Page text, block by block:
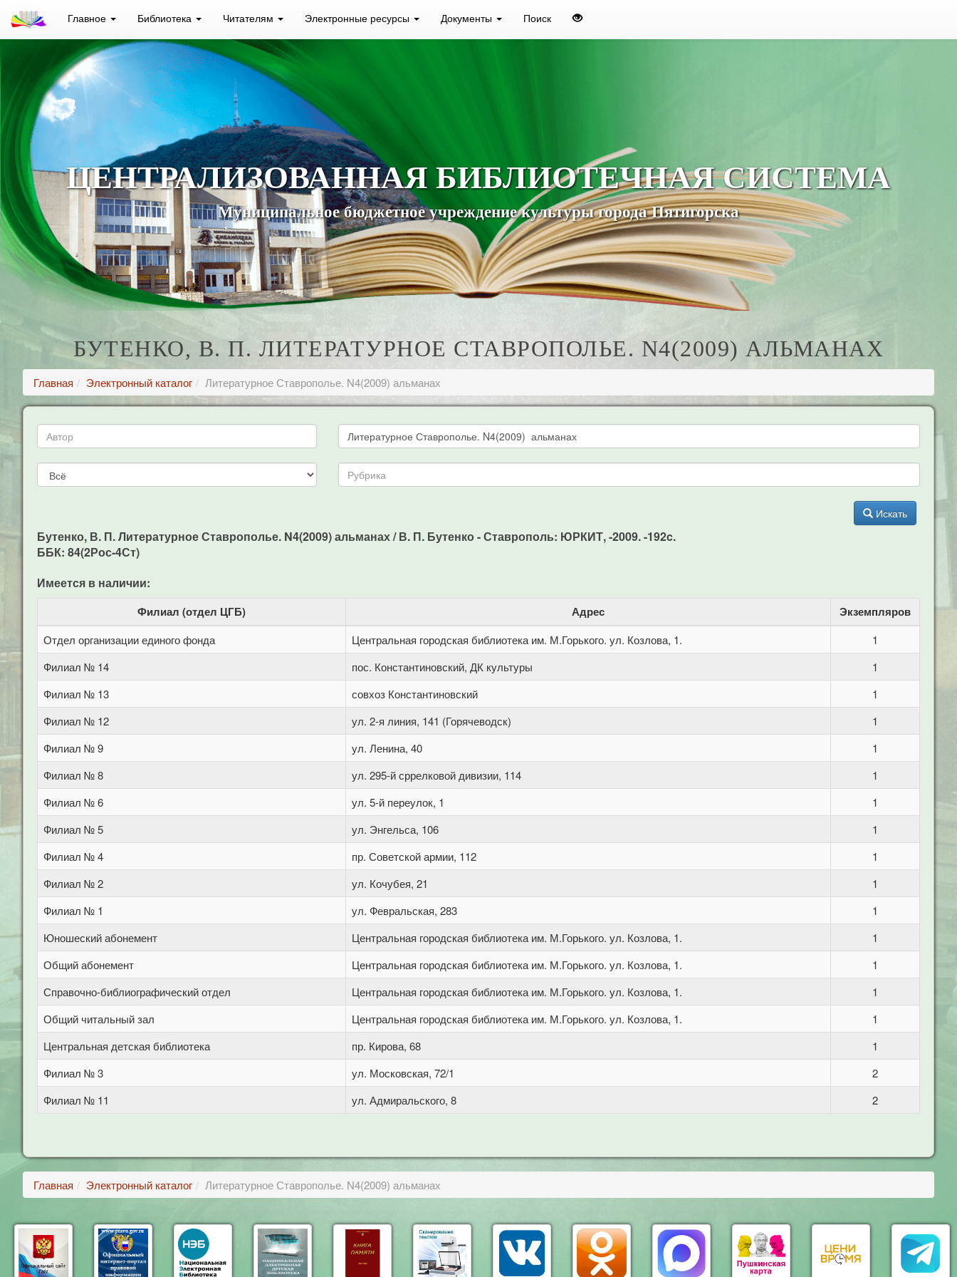
Главное Библиотека Читателям Электронные ресурсы Документы Поиск
ЦЕНТРАЛИЗОВАННАЯ БИБЛИОТЕЧНАЯ СИСТЕМА
Муниципальное бюджетное учреждение культуры города Пятигорска
БУТЕНКО, В. П. ЛИТЕРАТУРНОЕ СТАВРОПОЛЬЕ. N4(2009) АЛЬМАНАХ
Главная Электронный каталог Литературное Ставрополье. N4(2009) альманах
Искать
Бутенко, В. П. Литературное Ставрополье. N4(2009) альманах / В. П. Бутенко - Ставрополь: ЮРКИТ, -2009. -192c.
ББК: 84(2Рос-4Ст)
Имеется в наличии:
Филиал (отдел ЦГБ) Адрес Экземпляров
Отдел организации единого фонда Центральная городская библиотека им. М.Горького. ул. Козлова, 1.
1
Филиал № 14
пос. Константиновский, ДК культуры
1
Филиал № 13
совхоз Константиновский
1
Филиал № 12
ул. 2-я линия, 141 (Горячеводск)
1
Филиал № 9
ул. Ленина, 40
1
Филиал № 8
ул. 295-й сррелковой дивизии, 114
1
Филиал № 6
ул. 5-й переулок, 1
1
Филиал № 5
ул. Энгельса, 106
1
Филиал № 4
пр. Советской армии, 112
1
Филиал № 2
ул. Кочубея, 21
1
Филиал № 1
ул. Февральская, 283
1
Юношеский абонемент
Центральная городская библиотека им. М.Горького. ул. Козлова, 1.
1
Общий абонемент
Центральная городская библиотека им. М.Горького. ул. Козлова, 1.
1
Справочно-библиографический отдел
Центральная городская библиотека им. М.Горького. ул. Козлова, 1.
1
Общий читальный зал
Центральная городская библиотека им. М.Горького. ул. Козлова, 1.
1
Центральная детская библиотека
пр. Кирова, 68
1
Филиал № 3
ул. Московская, 72/1
2
Филиал № 11
ул. Адмиральского, 8 2
Главная Электронный каталог Литературное Ставрополье. N4(2009) альманах